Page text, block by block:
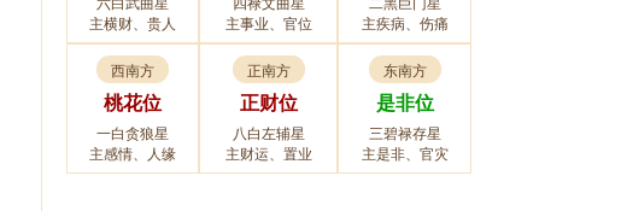
主横财、贵人
主事业、官位
主疾病、伤痛
西南方
桃花位
一白贪狼星
主感情、人缘
正南方
正财位
八白左辅星
主财运、置业
东南方
是非位
三碧禄存星
主是非、官灾